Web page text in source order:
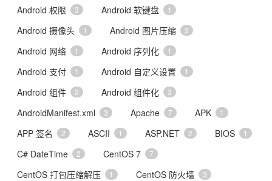
Android 权限 3 Android 软键盘 1
Android 摄像头 1 Android 图片压缩 3
Android 网络 1 Android 序列化 1
Android 支付 1 Android 自定义设置 1
Android 组件 2 Android 组件化 3
AndroidManifest.xml 3 Apache 7 APK 1
APP 签名 2 ASCII 1 ASP.NET 2 BIOS 1
C# DateTime 2 CentOS 7 7
CentOS 打包压缩解压 1 CentOS 防火墙 3